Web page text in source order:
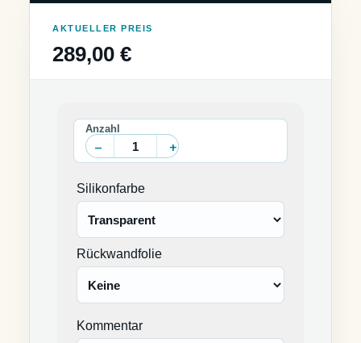
AKTUELLER PREIS
289,00 €
Silikonfarbe
Rückwandfolie
Kommentar